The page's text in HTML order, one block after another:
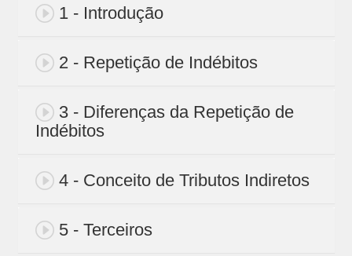
1 - Introdução
2 - Repetição de Indébitos
3 - Diferenças da Repetição de
Indébitos
4 - Conceito de Tributos Indiretos
5 - Terceiros